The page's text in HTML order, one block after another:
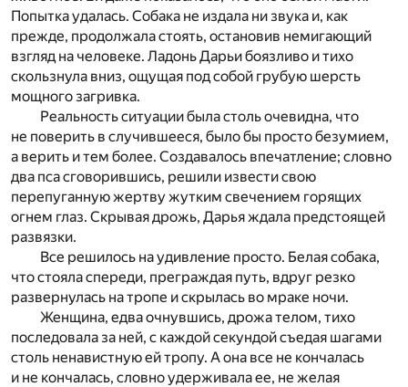
Попытка удалась. Собака не издала ни звука и, как
прежде, продолжала стоять, остановив немигающий
взгляд на человеке. Ладонь Дарьи боязливо и тихо
скользнула вниз, ощущая под собой грубую шерсть
мощного загривка.
Реальность ситуации была столь очевидна, что
не поверить в случившееся, было бы просто безумием,
а верить и тем более. Создавалось впечатление; словно
два пса сговорившись, решили извести свою
перепуганную жертву жутким свечением горящих
огнем глаз. Скрывая дрожь, Дарья ждала предстоящей
развязки.
Все решилось на удивление просто. Белая собака,
что стояла спереди, преграждая путь, вдруг резко
развернулась на тропе и скрылась во мраке ночи.
Женщина, едва очнувшись, дрожа телом, тихо
последовала за ней, с каждой секундой съедая шагами
столь ненавистную ей тропу. А она все не кончалась
и не кончалась, словно удерживала ее, не желая